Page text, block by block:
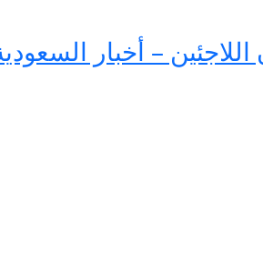
– أخبار